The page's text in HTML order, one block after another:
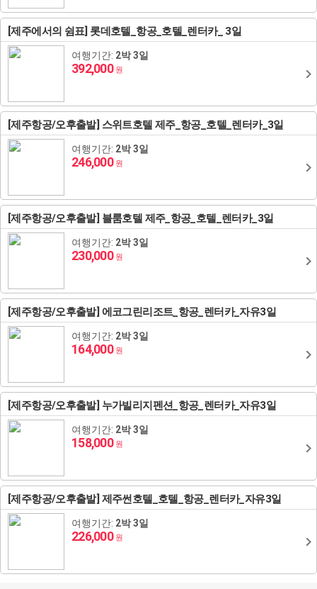
[제주에서의 쉼표] 롯데호텔_항공_호텔_렌터카_ 3일
여행기간: 2박 3일
392,000 원
[제주항공/오후출발] 스위트호텔 제주_항공_호텔_렌터카_3일
여행기간: 2박 3일
246,000 원
[제주항공/오후출발] 블룸호텔 제주_항공_호텔_렌터카_3일
여행기간: 2박 3일
230,000 원
[제주항공/오후출발] 에코그린리조트_항공_렌터카_자유3일
여행기간: 2박 3일
164,000 원
[제주항공/오후출발] 누가빌리지펜션_항공_렌터카_자유3일
여행기간: 2박 3일
158,000 원
[제주항공/오후출발] 제주썬호텔_호텔_항공_렌터카_자유3일
여행기간: 2박 3일
226,000 원